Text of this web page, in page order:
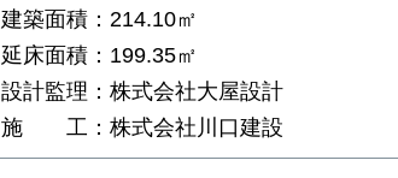
建築面積：214.10㎡
延床面積：199.35㎡
設計監理：株式会社大屋設計
施 工：株式会社川口建設